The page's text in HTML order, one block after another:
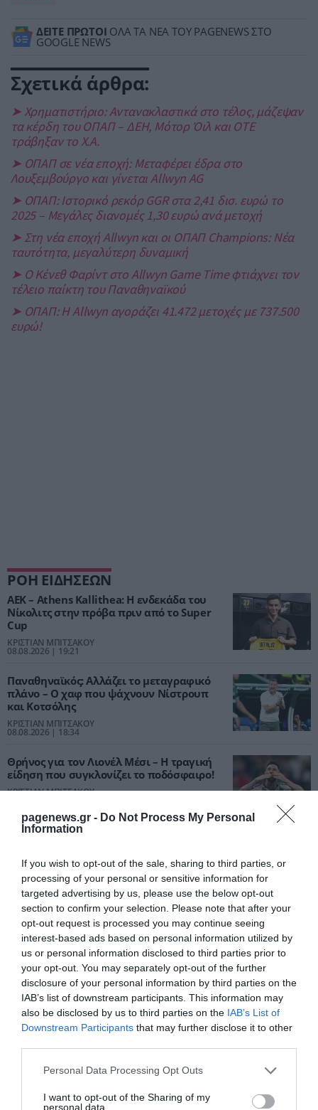
pagenews.gr - Do Not Process My Personal
Information
If you wish to opt-out of the sale, sharing to third parties, or
processing of your personal or sensitive information for
targeted advertising by us, please use the below opt-out
section to confirm your selection. Please note that after your
opt-out request is processed you may continue seeing
interest-based ads based on personal information utilized by
us or personal information disclosed to third parties prior to
your opt-out. You may separately opt-out of the further
disclosure of your personal information by third parties on the
IAB’s list of downstream participants. This information may
also be disclosed by us to third parties on the IAB’s List of
Downstream Participants that may further disclose it to other
Please note that this website/app uses one or more Google
not limited to your visit or usage behaviour. You may click to
Personal Data Processing Opt Outs
I want to opt-out of the Sharing of my
personal data.
ΔΕΙΤΕ ΠΡΩΤΟΙ ΟΛΑ ΤΑ ΝΕΑ ΤΟΥ PAGENEWS ΣΤΟ
GOOGLE NEWS
Σχετικά άρθρα:
➤ Χρηματιστήριο: Αντανακλαστικά στο τέλος, μάζεψαν
τα κέρδη του ΟΠΑΠ – ΔΕΗ, Μότορ Όιλ και ΟΤΕ
τράβηξαν το Χ.Α.
➤ ΟΠΑΠ σε νέα εποχή: Μεταφέρει έδρα στο
Λουξεμβούργο και γίνεται Allwyn AG
➤ ΟΠΑΠ: Ιστορικό ρεκόρ GGR στα 2,41 δισ. ευρώ το
2025 – Μεγάλες διανομές 1,30 ευρώ ανά μετοχή
➤ Στη νέα εποχή Allwyn και οι ΟΠΑΠ Champions: Νέα
ταυτότητα, μεγαλύτερη δυναμική
➤ O Κένεθ Φαρίντ στο Allwyn Game Time φτιάχνει τον
τέλειο παίκτη του Παναθηναϊκού
➤ ΟΠΑΠ: Η Allwyn αγοράζει 41.472 μετοχές με 737.500
ευρώ!
ΡΟΗ ΕΙΔΗΣΕΩΝ
ΑΕΚ – Athens Kallithea: Η ενδεκάδα του
Νίκολιτς στην πρόβα πριν από το Super
Cup
ΚΡΙΣΤΙΑΝ ΜΠΙΤΣΑΚΟΥ
08.08.2026 | 19:21
Παναθηναϊκός: Αλλάζει το μεταγραφικό
πλάνο – Ο χαφ που ψάχνουν Νίστρουπ
και Κοτσόλης
ΚΡΙΣΤΙΑΝ ΜΠΙΤΣΑΚΟΥ
08.08.2026 | 18:34
Θρήνος για τον Λιονέλ Μέσι – Η τραγική
είδηση που συγκλονίζει το ποδόσφαιρο!
ΚΡΙΣΤΙΑΝ ΜΠΙΤΣΑΚΟΥ
με τη Ναϊμέγκεν
ΚΡΙΣΤΙΑΝ ΜΠΙΤΣΑΚΟΥ
08.08.2026 | 14:23
PODCASTS
Μπαλατσούκας pagenews.gr:«Η κυβέρνηση θυμάται τους
πυροσβέστες όταν τους λέει ήρωες–όχι όταν ζητούν
στήριξη»